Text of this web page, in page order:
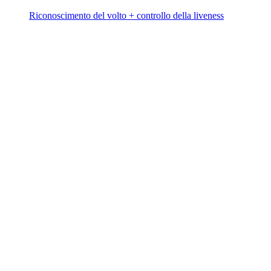
Riconoscimento del volto + controllo della liveness